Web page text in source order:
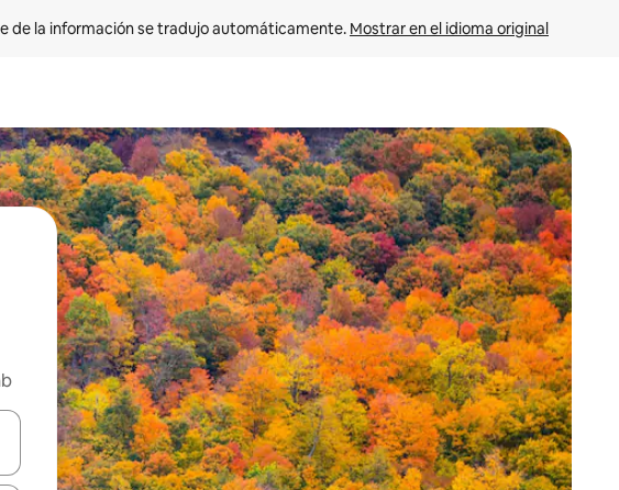
de la información se tradujo automáticamente. Mostrar en el idioma original
las teclas de flecha hacia arriba y hacia abajo o explora con el tacto o desliza el dedo.